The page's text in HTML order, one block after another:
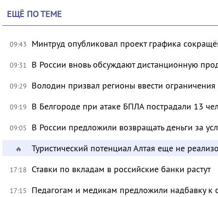
ЕЩЁ ПО ТЕМЕ
09:43 Минтруд опубликовал проект графика
09:31 В России вновь обсуждают дистанционную
09:29 Володин призвал регионы ввести
09:19 В Белгороде при атаке БПЛА пострадали 13
09:05 В России предложили возвращать деньги за
🔥 Туристический потенциал Алтая еще не
17:18 Ставки по вкладам в российские банки растут
17:15 Педагогам и медикам предложили надбавку к